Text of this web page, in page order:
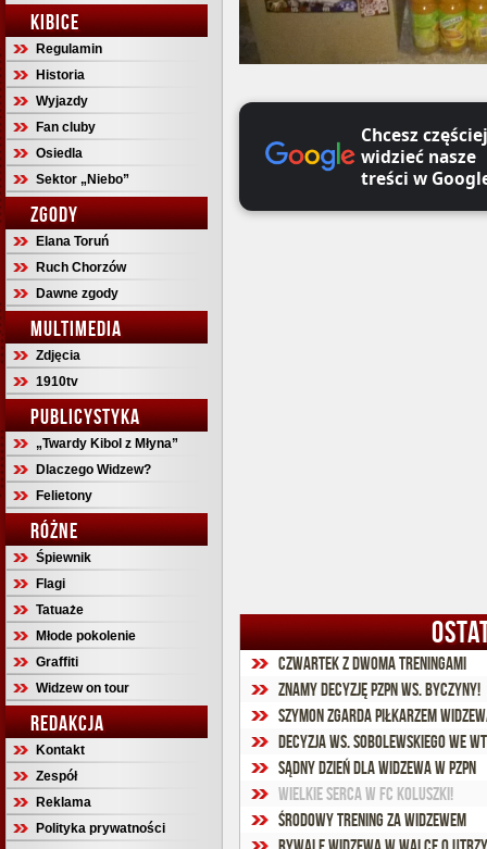
KIBICE
Regulamin
Historia
Wyjazdy
Fan cluby
Osiedla
Sektor „Niebo”
ZGODY
Elana Toruń
Ruch Chorzów
Dawne zgody
MULTIMEDIA
Zdjęcia
1910tv
PUBLICYSTYKA
„Twardy Kibol z Młyna”
Dlaczego Widzew?
Felietony
RÓŻNE
Śpiewnik
Flagi
Tatuaże
Młode pokolenie
Graffiti
Widzew on tour
REDAKCJA
Kontakt
Zespół
Reklama
Polityka prywatności
Chcesz częściej
widzieć nasze
treści w
Czwartek z dwoma treningami
Znamy decyzję PZPN ws. Byczyny!
Szymon Zgarda piłkarzem
Decyzja ws. Sobolewskiego we
Sądny dzień dla Widzewa w PZPN
Wielkie serca w FC Koluszki!
Środowy trening za Widzewem